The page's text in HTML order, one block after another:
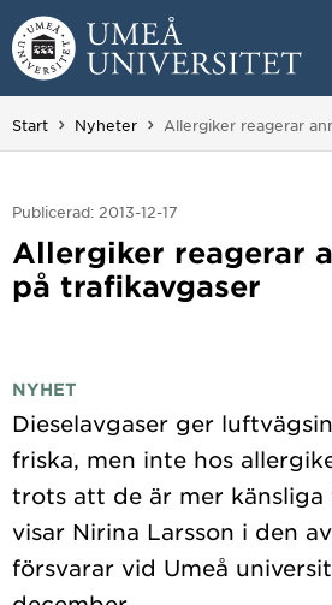
Hoppa direkt till innehållet
Huvudmenyn dold.
Start Nyheter Du är här:
Allergiker reagerar
Publicerad: 2013-12-17
Allergiker reagerar
på trafikavgaser
NYHET
Dieselavgaser ger
friska, men inte hos
trots att de är mer känsliga
visar Nirina Larsson i den
försvarar vid Umeå